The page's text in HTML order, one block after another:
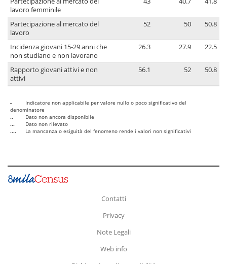
lavoro femminile
Partecipazione al mercato del
lavoro
52 50 50.8
Incidenza giovani 15-29 anni che
non studiano e non lavorano
26.3 27.9 22.5
Rapporto giovani attivi e non
attivi
56.1 52 50.8
-
Indicatore non applicabile per valore nullo o poco significativo del
denominatore
..
Dato non ancora disponibile
...
Dato non rilevato
....
La mancanza o esiguità del fenomeno rende i valori non significativi
Contatti
Privacy
Note Legali
Web info